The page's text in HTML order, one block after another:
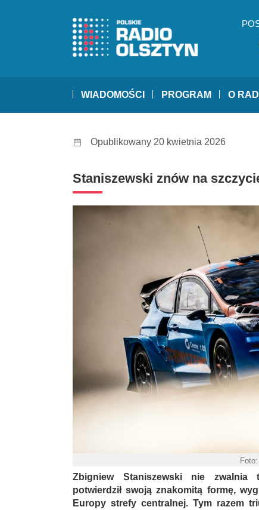
WIADOMOŚCI PROGRAM O
Opublikowany 20 kwietnia 2026
Staniszewski znów na
Zbigniew Staniszewski nie zwalnia
potwierdził swoją znakomitą formę,
Europy strefy centralnej. Tym razem